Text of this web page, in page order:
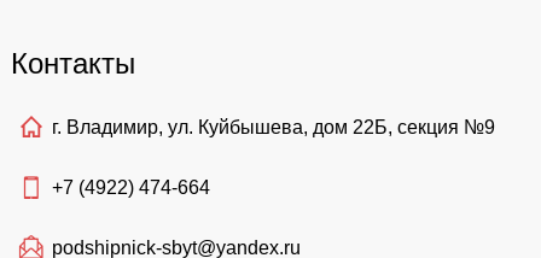
Контакты
г. Владимир, ул. Куйбышева, дом 22Б, секция №9
+7 (4922) 474-664
podshipnick-sbyt@yandex.ru